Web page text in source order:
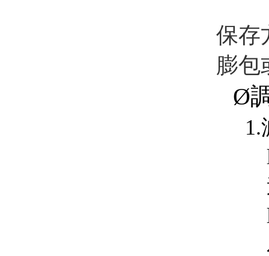
保存
膨包
Ø